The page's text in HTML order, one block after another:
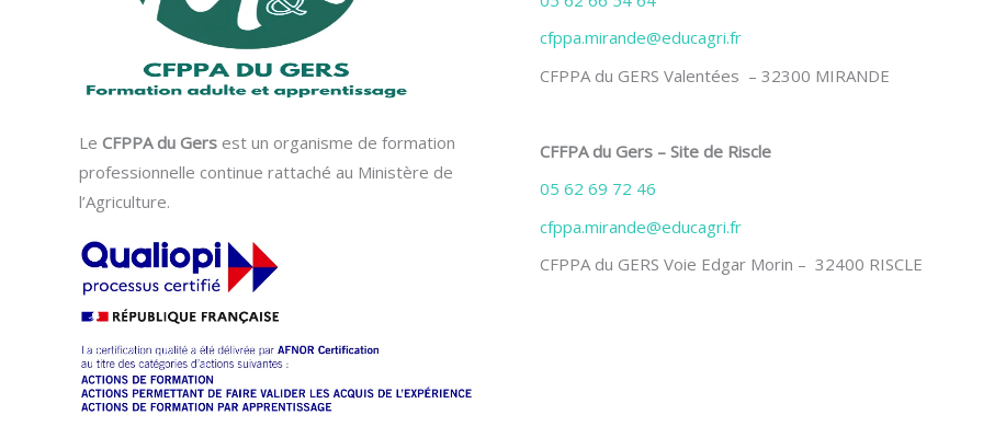
Le CFPPA du Gers est un organisme de formation
professionnelle continue rattaché au Ministère de
l’Agriculture.
cfppa.mirande@educagri.fr
CFPPA du GERS Valentées – 32300 MIRANDE
CFFPA du Gers – Site de Riscle
05 62 69 72 46
cfppa.mirande@educagri.fr
CFPPA du GERS Voie Edgar Morin – 32400 RISCLE